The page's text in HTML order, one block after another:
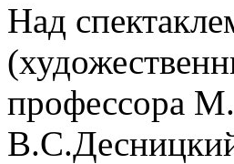
Над
профессора